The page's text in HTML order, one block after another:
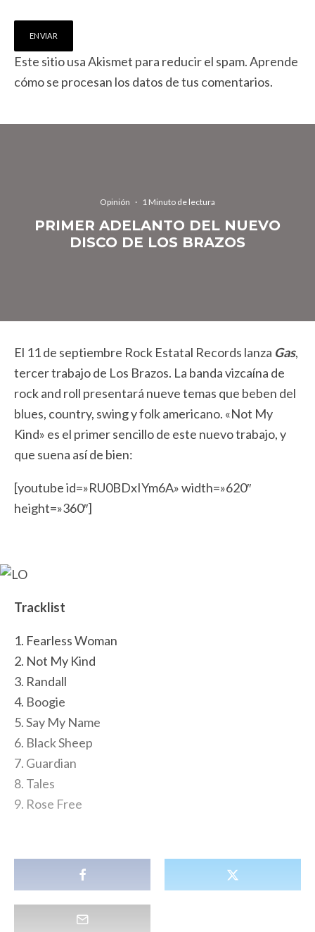
Este sitio usa Akismet para reducir el spam.Aprende
cómo se procesan los datos de tus comentarios.
Opinión · 1 Minuto de lectura
PRIMER ADELANTO DEL NUEVO
DISCO DE LOS BRAZOS
El 11 de septiembre Rock Estatal Records lanza Gas,
tercer trabajo de Los Brazos. La banda vizcaína de
rock and roll presentará nueve temas que beben del
blues, country, swing y folk americano. «Not My
Kind» es el primer sencillo de este nuevo trabajo, y
que suena así de bien:
[youtube id=»RU0BDxIYm6A» width=»620″
height=»360″]
Tracklist
1. Fearless Woman
2. Not My Kind
3. Randall
4. Boogie
5. Say My Name
6. Black Sheep
7. Guardian
8. Tales
9. Rose Free